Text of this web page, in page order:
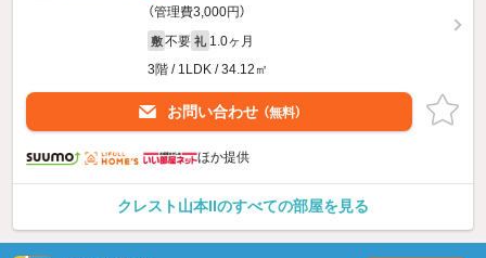
（管理費3,000円）
敷 不要 礼 1.0ヶ月
3階 / 1LDK / 34.12㎡
お問い合わせ （無料）
ほか提供
クレスト山本IIのすべての部屋を見る